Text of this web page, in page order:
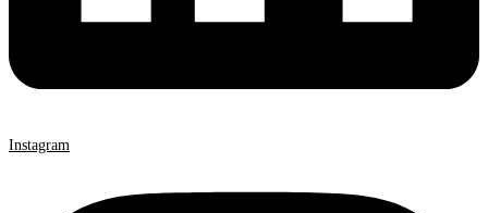
Instagram